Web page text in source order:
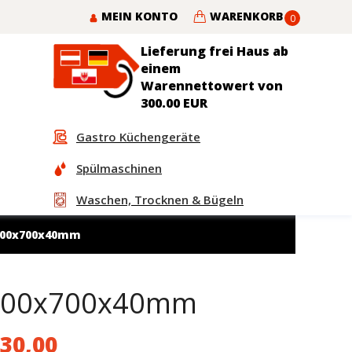
MEIN KONTO 0
WARENKORB
Lieferung frei Haus ab
einem
Warennettowert von
300.00 EUR
Gastro Küchengeräte
Spülmaschinen
Waschen, Trocknen & Bügeln